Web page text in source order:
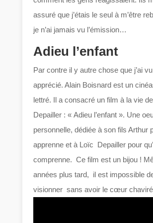
assuré que j’étais le seul à m’être
je n’ai jamais vu l’émission…
Adieu l’enfant
Par contre il y autre chose que j’ai
apprécié. Alain Boisnard est un
lettré. Il a consacré un film à la vie
Depailler : « Adieu l’enfant ». Une
personnelle, dédiée à son fils Arthur
apprenne et à Loïc Depailler pour
comprenne. Ce film est un bijou !
années plus tard, il est impossible
visionner sans avoir le cœur